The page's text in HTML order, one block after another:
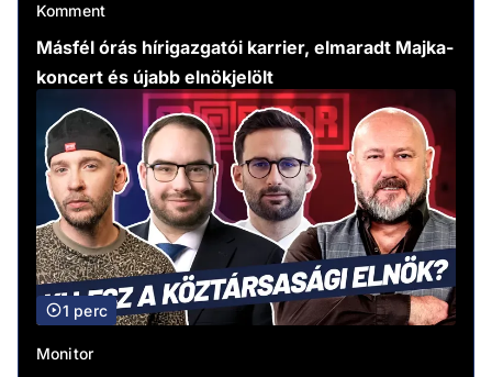
Komment
Másfél órás hírigazgatói karrier, elmaradt Majka-
koncert és újabb elnökjelölt
1 perc
Monitor